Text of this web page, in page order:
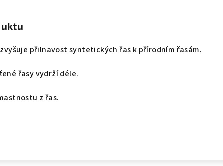
přilnavost syntetických řas k přírodním řasám.
řasy vydrží déle.
z řas.